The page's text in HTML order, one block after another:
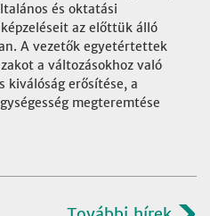
és oktatási
az előttük álló
A vezetők egyetértettek
a változásokhoz való
kiválóság erősítése, a
megteremtése